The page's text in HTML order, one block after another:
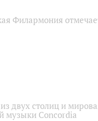
Филармония
двух столиц и
музыки Concordia